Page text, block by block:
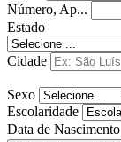
Número, Ap...
Estado
Cidade
Sexo
Escolaridade
Data de Nascimento